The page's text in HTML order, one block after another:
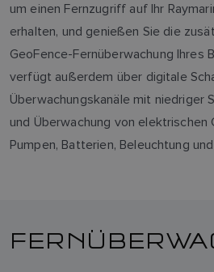
um einen Fernzugriff auf Ihr
erhalten, und genießen Sie die
GeoFence-Fernüberwachung Ihres
verfügt außerdem über digitale
Überwachungskanäle mit niedriger
und Überwachung von elektrischen
Pumpen, Batterien, Beleuchtung